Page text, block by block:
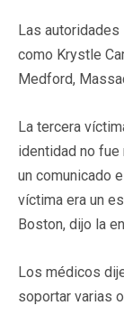
Las
como Krystle
Medford,
La tercera
identidad no fue
un comunicado
víctima era un
Boston, dijo la
Los médicos
soportar varias